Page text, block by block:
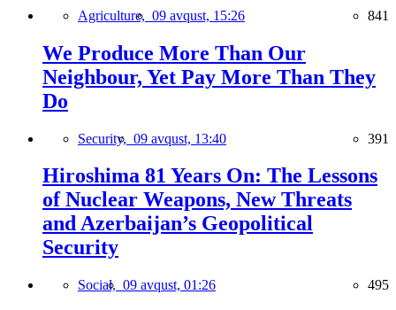
Agriculture, 09 avqust, 15:26 841
We Produce More Than Our
Neighbour, Yet Pay More Than They
Do
Security, 09 avqust, 13:40 391
Hiroshima 81 Years On: The Lessons
of Nuclear Weapons, New Threats
and Azerbaijan’s Geopolitical
Security
Social, 09 avqust, 01:26 495